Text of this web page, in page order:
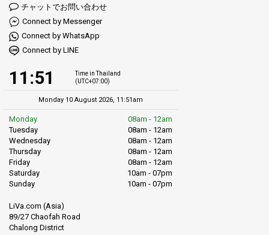
す。
マーケットマジック:
水中の不思議:
Ao Por周辺の海には驚くべき魚やその他の水中生
物がたくさんいます。シュノーケリングやダイビングでそれら
文化の時間:
文化に興味があるなら、Wat Ao Por Thalangのよう
な場所を訪れてみてください – 歴史が詰まった特別な寺院で
夕日のショー:
Ao Por Pierの夕日は本当に素晴らしいです。その
美しさをカメラに収める準備をしましょう。
チャットでお問い合わせ
Connect by Messenger
Connect by WhatsApp
Connect by LINE
11:51
Time in Thailand
(UTC+07:00)
Monday 10 August 2026, 11:51am
Monday
08am - 12am
Tuesday
08am - 12am
Wednesday
08am - 12am
Thursday
08am - 12am
Friday
08am - 12am
Saturday
10am - 07pm
Sunday
10am - 07pm
LiVa.com (Asia)
89/27 Chaofah Road
Chalong District